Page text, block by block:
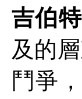
吉伯
及的
鬥爭